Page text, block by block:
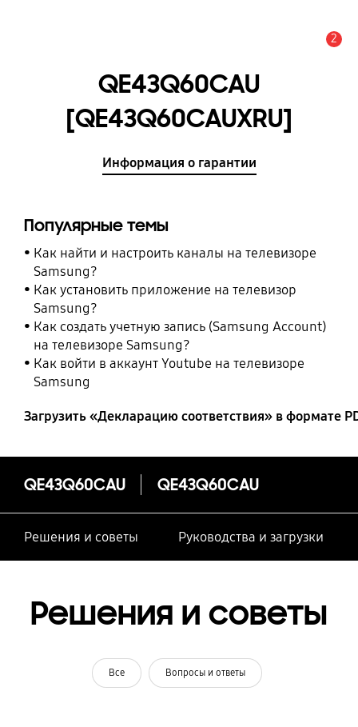
2
QE43Q60CAU
[QE43Q60CAUXRU]
Информация о гарантии
Популярные темы
Как найти и настроить каналы на телевизоре
Samsung?
Как установить приложение на телевизор
Samsung?
Как создать учетную запись (Samsung Account)
на телевизоре Samsung?
Как войти в аккаунт Youtube на телевизоре
Samsung
Загрузить «Декларацию соответствия» в формате
QE43Q60CAU QE43Q60CAU
Решения и советы Руководства и загрузки
Решения и советы
Все Вопросы и ответы